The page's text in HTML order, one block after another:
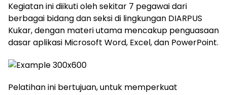
Kegiatan ini diikuti oleh sekitar 7 pegawai dari
berbagai bidang dan seksi di lingkungan DIARPUS
Kukar, dengan materi utama mencakup penguasaan
dasar aplikasi Microsoft Word, Excel, dan PowerPoint.
Pelatihan ini bertujuan, untuk memperkuat